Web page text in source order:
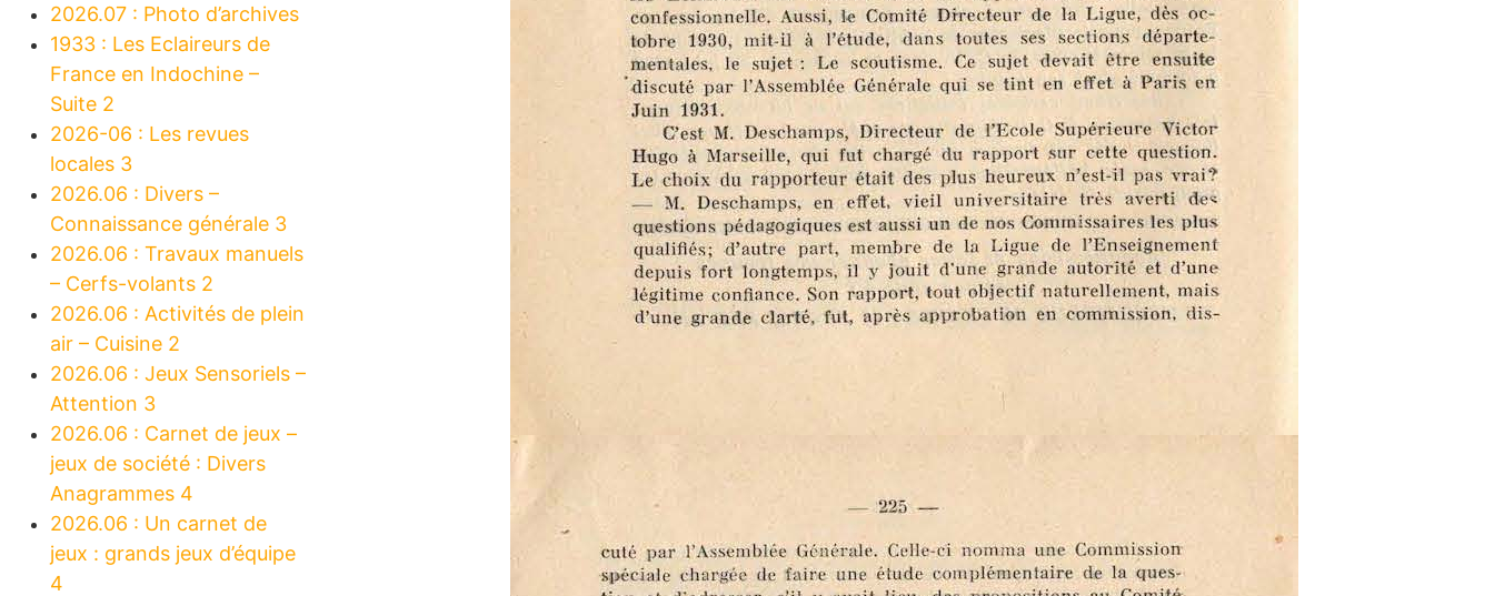
2026.07 : Photo d’archives
1933 : Les Eclaireurs de
France en Indochine –
Suite 2
2026-06 : Les revues
locales 3
2026.06 : Divers –
Connaissance générale 3
2026.06 : Travaux manuels
– Cerfs-volants 2
2026.06 : Activités de plein
air – Cuisine 2
2026.06 : Jeux Sensoriels –
Attention 3
2026.06 : Carnet de jeux –
jeux de société : Divers
Anagrammes 4
2026.06 : Un carnet de
jeux : grands jeux d’équipe
4